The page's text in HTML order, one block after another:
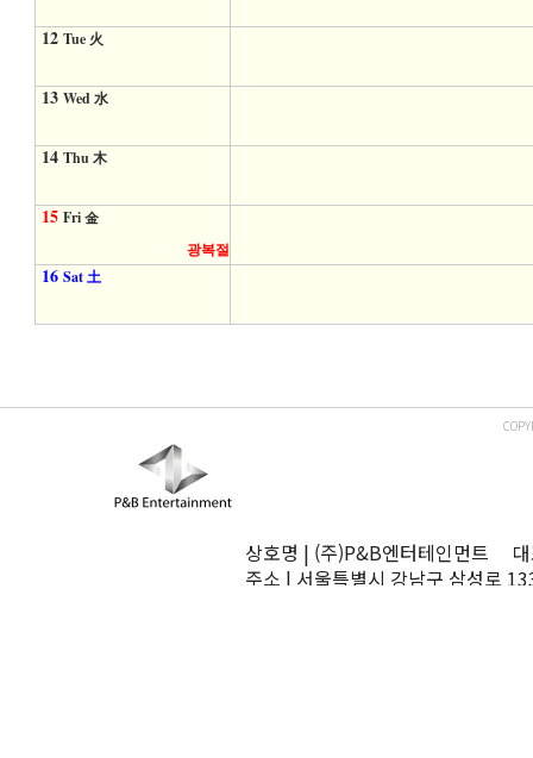
12 Tue 火
13 Wed 水
14 Thu 木
15 Fri 金
광복절
16 Sat 土
상호명 | (주)P&B엔터테인먼트
주소 | 서울특별시 강남구 삼성로